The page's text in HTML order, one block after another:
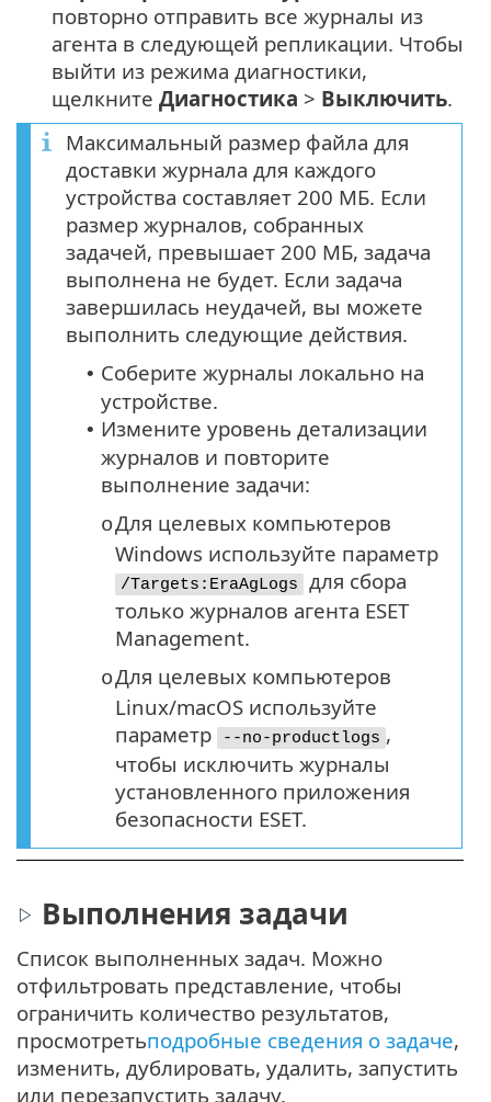
повторно отправить все журналы из
агента в следующей репликации. Чтобы
выйти из режима диагностики,
щелкните Диагностика > Выключить.
Максимальный размер файла для
доставки журнала для каждого
устройства составляет 200 МБ. Если
размер журналов, собранных
задачей, превышает 200 МБ, задача
выполнена не будет. Если задача
завершилась неудачей, вы можете
выполнить следующие действия.
• Соберите журналы локально на
устройстве.
• Измените уровень детализации
журналов и повторите
выполнение задачи:
oДля целевых компьютеров
Windows используйте параметр
/Targets:EraAgLogs
для сбора
только журналов агента ESET
Management.
oДля целевых компьютеров
Linux/macOS используйте
параметр
--no-productlogs ,
чтобы исключить журналы
установленного приложения
безопасности ESET.
Выполнения задачи
Список выполненных задач. Можно
отфильтровать представление, чтобы
ограничить количество результатов,
просмотретьподробные сведения о задаче,
изменить, дублировать, удалить, запустить
или перезапустить задачу.